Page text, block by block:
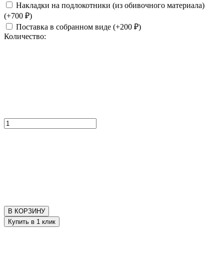
Накладки на подлокотники (из обивочного материала)
(+700 ₽)
Поставка в собранном виде (+200 ₽)
Количество:
В КОРЗИНУ